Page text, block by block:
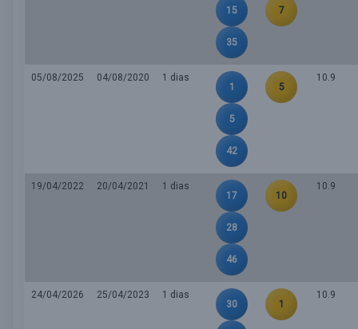
15
35
7
05/08/2025 04/08/2020
1 dias
1
5
42
5
10.9
19/04/2022 20/04/2021
1 dias
17
28
46
10
10.9
24/04/2026 25/04/2023
1 dias
30
1
10.9